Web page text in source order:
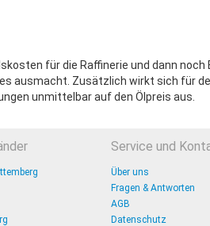
für die Raffinerie und dann noch
ausmacht. Zusätzlich wirkt sich für
unmittelbar auf den Ölpreis aus.
Service und
Über uns
Fragen & Antworten
AGB
Datenschutz